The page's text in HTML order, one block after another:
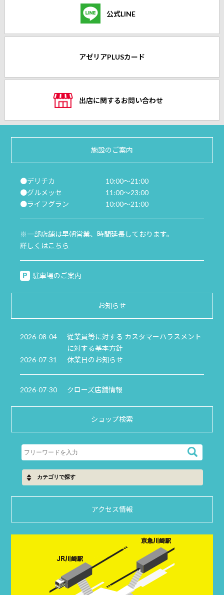
公式LINE
アゼリアPLUSカード
出店に関するお問い合わせ
施設のご案内
●デリチカ
10:00～21:00
●グルメッセ
11:00～23:00
●ライフグラン
10:00～21:00
※一部店舗は早朝営業、時間延長しております。
詳しくはこちら
駐車場のご案内
お知らせ
2026-08-04
従業員等に対する カスタマーハラスメント
に対する基本方針
2026-07-31
休業日のお知らせ
2026-07-30 クローズ店舗情報
ショップ検索
アクセス情報